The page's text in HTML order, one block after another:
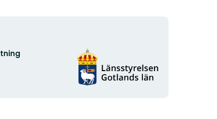
Organisationens
logotyp